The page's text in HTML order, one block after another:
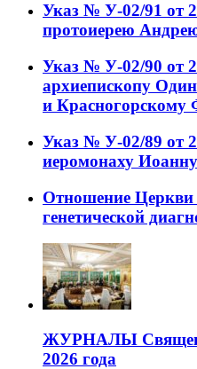
Указ № У-02/91 от
протоиерею
Указ № У-02/90 от
архиепископу
и Красногорскому
Указ № У-02/89 от
иеромонаху
Отношение Церкви
генетической
ЖУРНАЛЫ
2026 года